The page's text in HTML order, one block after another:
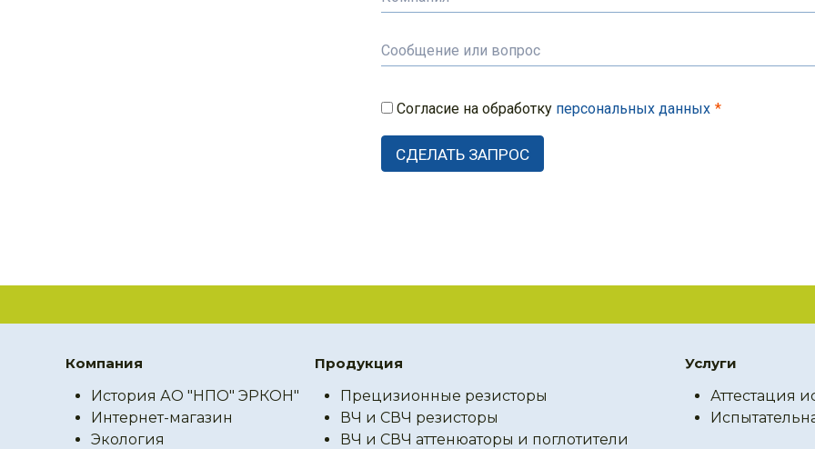
Согласие на обработку персональных данных
Компания
История АО "НПО" ЭРКОН"
Интернет-магазин
Экология
Продукция
Прецизионные резисторы
ВЧ и СВЧ резисторы
ВЧ и СВЧ аттенюаторы и поглотители
Услуги
Аттестация